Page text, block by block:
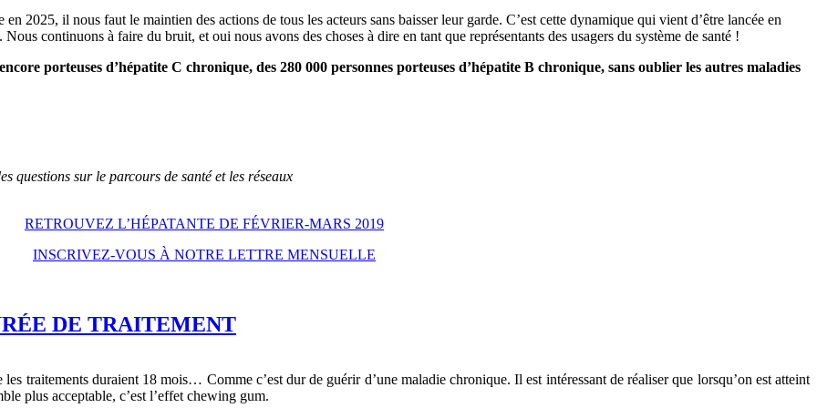
2025, il nous faut le maintien des actions de tous les acteurs sans baisser leur garde. C’est cette dynamique qui vient d’être lancée en
continuons à faire du bruit, et oui nous avons des choses à dire en tant que représentants des usagers du système de santé !
porteuses d’hépatite C chronique, des 280 000 personnes porteuses d’hépatite B chronique, sans oublier les autres maladies
questions sur le parcours de santé et les réseaux
RETROUVEZ L’HÉPATANTE DE FÉVRIER-MARS 2019
INSCRIVEZ-VOUS À NOTRE LETTRE MENSUELLE
DE TRAITEMENT
traitements duraient 18 mois… Comme c’est dur de guérir d’une maladie chronique. Il est intéressant de réaliser que lorsqu’on est atteint
plus acceptable, c’est l’effet chewing gum.